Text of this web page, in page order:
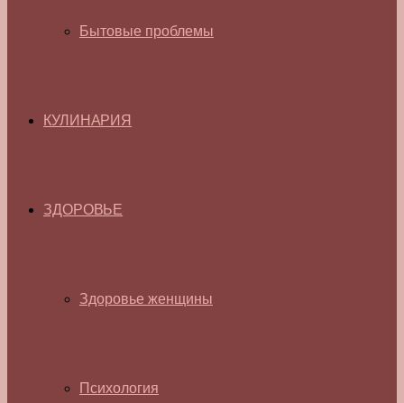
Бытовые проблемы
КУЛИНАРИЯ
ЗДОРОВЬЕ
Здоровье женщины
Психология